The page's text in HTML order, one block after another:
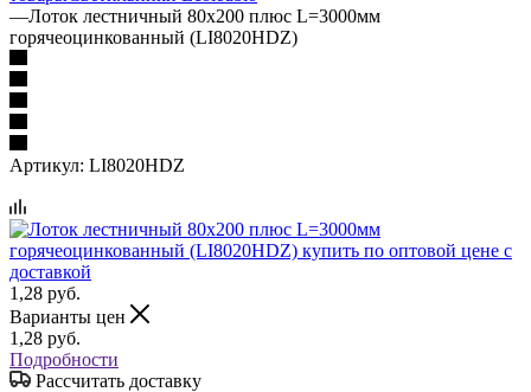
—Лоток лестничный 80х200 плюс L=3000мм
горячеоцинкованный (LI8020HDZ)
Артикул: LI8020HDZ
1,28 руб.
Варианты цен
1,28 руб.
Подробности
Рассчитать доставку